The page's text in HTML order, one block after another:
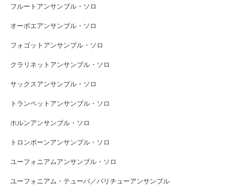
フルートアンサンブル・ソロ
オーボエアンサンブル・ソロ
フォゴットアンサンブル・ソロ
クラリネットアンサンブル・ソロ
サックスアンサンブル・ソロ
トランペットアンサンブル・ソロ
ホルンアンサンブル・ソロ
トロンボーンアンサンブル・ソロ
ユーフォニアムアンサンブル・ソロ
ユーフォニアム・テューバ／バリチューアンサンブル